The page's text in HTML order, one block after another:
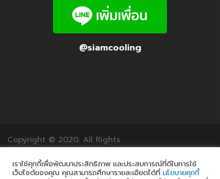
@siamcooling
Copyright © 2020. All Rights
Reserved.12Translation.com
เราใช้คุกกี้เพื่อพัฒนาประสิทธิภาพ และประสบการณ์ที่ดีในการใช้
เว็บไซต์ของคุณ คุณสามารถศึกษารายละเอียดได้ที่ นโยบายคุกกี้